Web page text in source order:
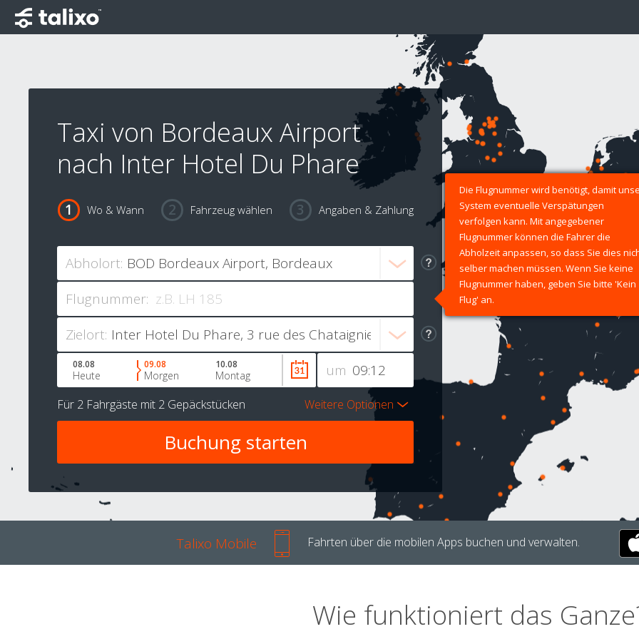
Taxi von Bordeaux Airport
nach Inter Hotel Du Phare
Wo & Wann Fahrzeug wählen Angaben & Zahlung
Abholort:
Flugnummer:
Die Flugnummer wird benötigt, damit
System eventuelle Verspätungen
verfolgen kann. Mit angegebener
Flugnummer können die Fahrer die
Abholzeit anpassen, so dass Sie dies
selber machen müssen. Wenn Sie keine
Flugnummer haben, geben Sie bitte 'Kein
Flug' an.
Zielort:
um
08.08
Heute
09.08
Morgen
10.08
Montag
Für 2 Fahrgäste mit 2 Gepäckstücken Weitere Optionen
Talixo Mobile Fahrten über die mobilen Apps buchen und verwalten.
Wie funktioniert das